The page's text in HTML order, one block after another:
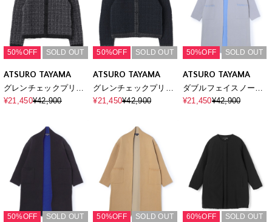
50%OFF SOLD OUT
ATSURO TAYAMA
グレンチェックプリン
トカーディガン
¥21,450¥42,900
50%OFF SOLD OUT
ATSURO TAYAMA
グレンチェックプリン
トカーディガン
¥21,450¥42,900
50%OFF SOLD OUT
ATSURO TAYAMA
ダブルフェイスノーカ
ラーコート
¥21,450¥42,900
50%OFF SOLD OUT 50%OFF SOLD OUT 60%OFF SOLD OUT